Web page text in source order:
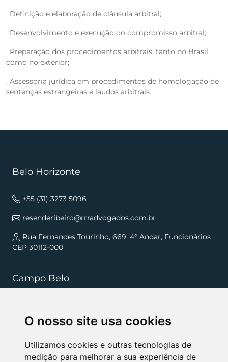
O nosso site usa cookies
Utilizamos cookies e outras tecnologias de
medição para melhorar a sua experiência de
. Definição e elaboração de cláusula arbitral;
. Desenvolvimento e execução do compromisso arbitral;
. Preparação dos procedimentos arbitrais, tanto no Brasil
como no exterior;
. Assessoria jurídica em procedimentos de homologação de
sentenças estrangeiras e laudos arbitrais.
Belo Horizonte
+55 (31) 3273 5096
resenderibeiro@rrradvogados.com.br
Rua Fernandes Tourinho, 669, 4° Andar, Funcionários
CEP 30112-000
Campo Belo
resenderibeiro.cb@rrradvogados.com.br
Rua João Pinheiro, 181, , Centro CEP 37270-000